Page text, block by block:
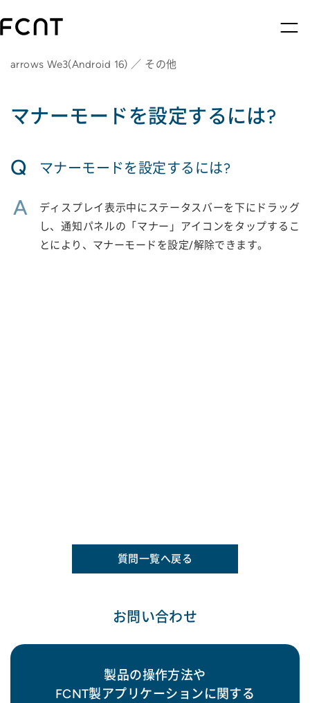
arrows We3(Android 16) ／ その他
マナーモードを設定するには?
Q マナーモードを設定するには?
A
ディスプレイ表示中にステータスバーを下にドラッグ
し、通知パネルの「マナー」アイコンをタップするこ
とにより、マナーモードを設定/解除できます。
質問一覧へ戻る
お問い合わせ
製品の操作方法や
FCNT製アプリケーションに関する